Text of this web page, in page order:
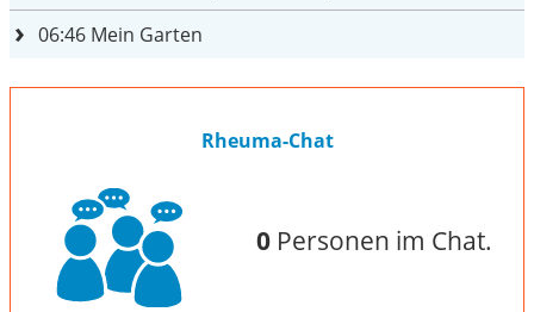
06:46 Mein Garten
Rheuma-Chat
0Personen im Chat.